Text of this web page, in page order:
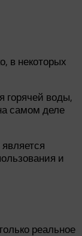
в некоторых
горячей воды,
самом деле
и
реальное